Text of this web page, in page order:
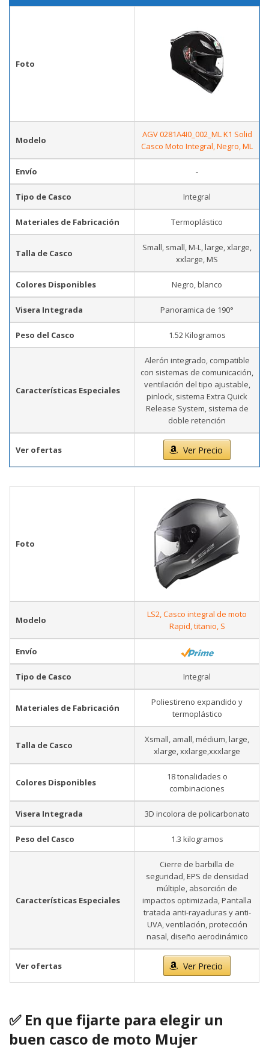
Foto
Modelo
AGV 0281A4I0_002_ML K1 Solid
Casco Moto Integral, Negro, ML
Envío -
Tipo de Casco Integral
Materiales de Fabricación Termoplástico
Talla de Casco
Small, small, M-L, large, xlarge,
xxlarge, MS
Colores Disponibles Negro, blanco
Visera Integrada Panoramica de 190°
Peso del Casco 1.52 Kilogramos
Características Especiales
Alerón integrado, compatible
con sistemas de comunicación,
ventilación del tipo ajustable,
pinlock, sistema Extra Quick
Release System, sistema de
doble retención
Ver ofertas Ver Precio
Foto
Modelo
LS2, Casco integral de moto
Rapid, titanio, S
Envío
Tipo de Casco Integral
Materiales de Fabricación
Poliestireno expandido y
termoplástico
Talla de Casco
Xsmall, amall, médium, large,
xlarge, xxlarge,xxxlarge
Colores Disponibles
18 tonalidades o
combinaciones
Visera Integrada 3D incolora de policarbonato
Peso del Casco 1.3 kilogramos
Características Especiales
Cierre de barbilla de
seguridad, EPS de densidad
múltiple, absorción de
impactos optimizada, Pantalla
tratada anti-rayaduras y anti-
UVA, ventilación, protección
nasal, diseño aerodinámico
Ver ofertas Ver Precio
✅ En que fijarte para elegir un
buen casco de moto Mujer